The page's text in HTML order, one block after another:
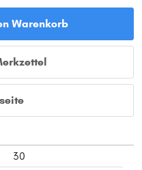
Warenkorb
30